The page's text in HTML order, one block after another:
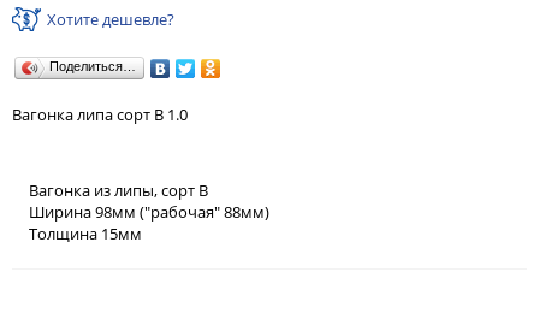
Хотите дешевле?
Поделиться…
Вагонка липа сорт В 1.0
Вагонка из липы, сорт В
Ширина 98мм ("рабочая" 88мм)
Толщина 15мм